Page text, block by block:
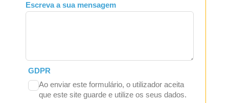
Escreva a sua mensagem
GDPR
Ao enviar este formulário, o utilizador aceita
que este site guarde e utilize os seus dados.